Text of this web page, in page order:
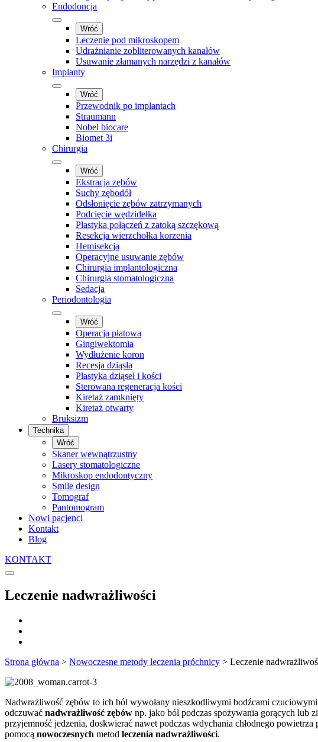
Endodoncja
Wróć
Leczenie pod mikroskopem
Udrażnianie zobliterowanych kanałów
Usuwanie złamanych narzędzi z kanałów
Implanty
Wróć
Przewodnik po implantach
Straumann
Nobel biocare
Biomet 3i
Chirurgia
Wróć
Ekstracja zębów
Suchy zębodół
Odsłonięcie zębów zatrzymanych
Podcięcie wędzidełka
Plastyka połączeń z zatoką szczękową
Resekcja wierzchołka korzenia
Hemisekcja
Operacyjne usuwanie zębów
Chirurgia implantologiczna
Chirurgia stomatologiczna
Sedacja
Periodontologia
Wróć
Operacja płatowa
Gingiwektomia
Wydłużenie koron
Recesja dziąsła
Plastyka dziąseł i kości
Sterowana regeneracja kości
Kiretaż zamknięty
Kiretaż otwarty
Bruksizm
Technika
Wróć
Skaner wewnątrzustny
Lasery stomatologiczne
Mikroskop endodontyczny
Smile design
Tomograf
Pantomogram
Nowi pacjenci
Kontakt
Blog
KONTAKT
Leczenie nadwrażliwości
Strona główna > Nowoczesne metody leczenia próchnicy > Leczenie
Nadwrażliwość zębów to ich ból wywołany nieszkodliwymi bodźcami
odczuwać nadwrażliwość zębów np. jako ból podczas spożywania gorących lub
przyjemność jedzenia, doskwierać nawet podczas wdychania chłodnego
pomocą nowoczesnych metod leczenia nadwrażliwości.